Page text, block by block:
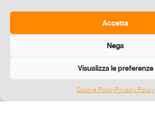
Accetta
Nega
Visualizza le preferenze
Cookie PolicyPrivacy Policy
Send